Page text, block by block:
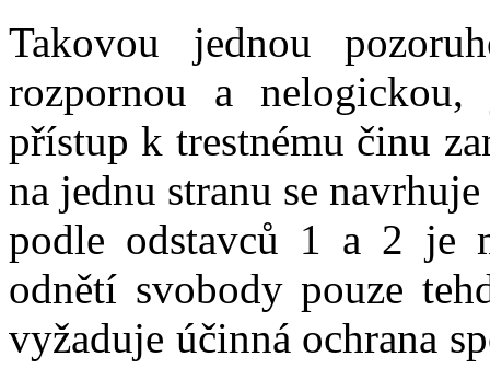
Takovou jednou
rozpornou a
přístup k trestnému činu
na jednu stranu se
podle odstavců 1 a 2 je
odnětí svobody pouze
vyžaduje účinná ochrana